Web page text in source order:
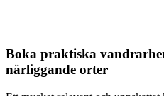
Boka praktiska
närliggande orter